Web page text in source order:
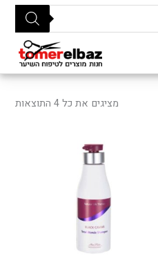
מציגים את כל ⁦4⁩ התוצאות לפי